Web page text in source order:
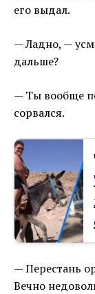
его выдал.
— Ладно, —
дальше?
— Ты вообще
сорвался.
— Перестань
Вечно